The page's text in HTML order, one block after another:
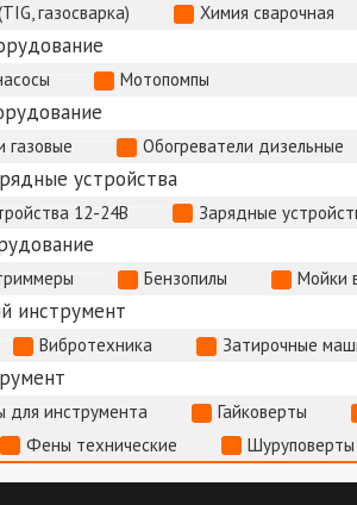
газосварка)
Химия сварочная
Мотопомпы
газовые Обогреватели дизельные
устройства
12-24В Зарядные
Бензопилы Мойки
инструмент
Вибротехника Затирочные
для инструмента
Гайковерты
Фены технические